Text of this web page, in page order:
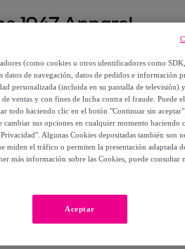
1947 Apparel
€
tu modelo
(como cookies u otros identificadores como
datos de navegación, datos de pedidos e información
personalizada (incluida en su pantalla de televisión)
ventas y con fines de lucha contra el fraude. Puede
todo haciendo clic en el botón "Continuar sin
sus opciones en cualquier momento haciendo
Algunas Cookies depositadas también son
el tráfico o permiten la presentación adaptada
más información sobre las Cookies, puede consultar
Aceptar